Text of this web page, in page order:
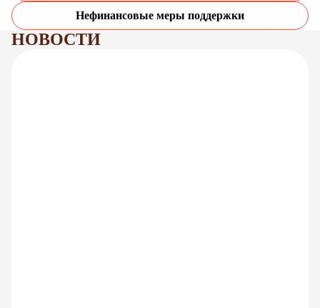
Нефинансовые меры поддержки
НОВОСТИ